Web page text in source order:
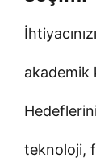
akademik
teknoloji,